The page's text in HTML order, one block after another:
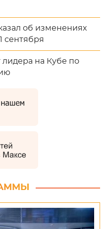
об изменениях
сентября
на Кубе по